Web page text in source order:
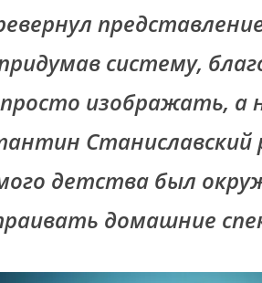
систему,
изображать, а
Станиславский
детства был
домашние